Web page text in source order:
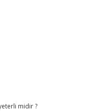
midir ?